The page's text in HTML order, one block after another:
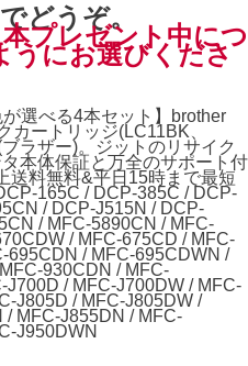
どうぞ。
プレゼント中につ
うにお選びくださ
選べる4本セット】brother
カートリッジ(LC11BK、
ラザー)。ジットのリサイク
本体保証と万全のサポート付
送料無料&平日15時まで最短
165C / DCP-385C / DCP-
/ DCP-J515N / DCP-
/ MFC-5890CN / MFC-
/ MFC-675CD / MFC-
695CDN / MFC-695CDWN /
930CDN / MFC-
/ MFC-J700DW / MFC-
J805D / MFC-J805DW /
/ MFC-J855DN / MFC-
J950DWN